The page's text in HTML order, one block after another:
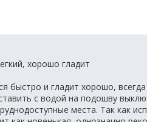
хорошо гладит
быстро и гладит хорошо,
с водой на подошву
места. Так как